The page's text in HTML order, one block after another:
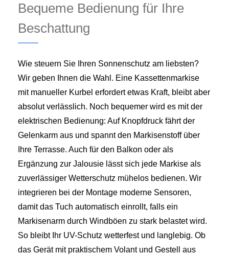
Bequeme Bedienung für Ihre
Beschattung
Wie steuern Sie Ihren Sonnenschutz am liebsten?
Wir geben Ihnen die Wahl. Eine Kassettenmarkise
mit manueller Kurbel erfordert etwas Kraft, bleibt aber
absolut verlässlich. Noch bequemer wird es mit der
elektrischen Bedienung: Auf Knopfdruck fährt der
Gelenkarm aus und spannt den Markisenstoff über
Ihre Terrasse. Auch für den Balkon oder als
Ergänzung zur Jalousie lässt sich jede Markise als
zuverlässiger Wetterschutz mühelos bedienen. Wir
integrieren bei der Montage moderne Sensoren,
damit das Tuch automatisch einrollt, falls ein
Markisenarm durch Windböen zu stark belastet wird.
So bleibt Ihr UV-Schutz wetterfest und langlebig. Ob
das Gerät mit praktischem Volant und Gestell aus